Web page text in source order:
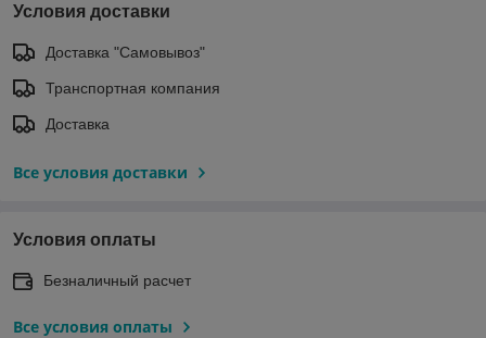
Условия доставки
Доставка "Самовывоз"
Транспортная компания
Доставка
Все условия доставки
Условия оплаты
Безналичный расчет
Все условия оплаты